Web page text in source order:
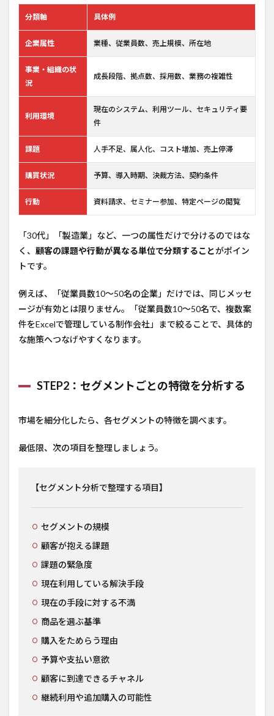
分類軸 具体例
企業属性 業種、従業員数、売上規模、所在地
事業・組織の状
況
成長段階、拠点数、採用数、業務の複雑性
利用環境
現在のシステム、利用ツール、セキュリティ要
件
課題 人手不足、属人化、コスト増加、売上停滞
購買状況 予算、導入時期、決裁方法、契約条件
行動 資料請求、セミナー参加、特定ページの閲覧
「30代」「製造業」など、一つの属性だけで分けるのではな
く、 顧客の課題や行動が異なる単位で分類することがポイン
トです。
例えば、「従業員数10～50名の企業」だけでは、同じメッセ
ージが有効とは限りません。「従業員数10～50名で、複数案
件をExcelで管理している制作会社」まで絞ることで、具体的
な施策へつなげやすくなります。
STEP2：セグメントごとの特徴を分析する
市場を細分化したら、各セグメントの特徴を調べます。
最低限、次の項目を整理しましょう。
【セグメント分析で整理する項目】
セグメントの規模
顧客が抱える課題
課題の緊急度
現在利用している解決手段
現在の手段に対する不満
商品を選ぶ基準
購入をためらう理由
予算や支払い意欲
顧客に到達できるチャネル
継続利用や追加購入の可能性